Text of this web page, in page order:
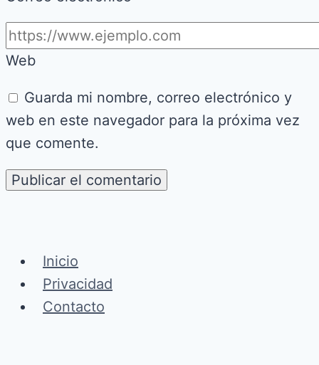
Web
Guarda mi nombre, correo electrónico y
web en este navegador para la próxima vez
que comente.
Inicio
Privacidad
Contacto